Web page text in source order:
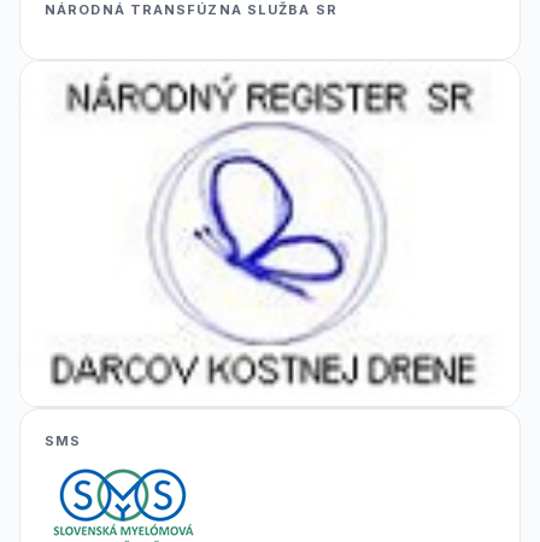
NÁRODNÁ TRANSFÚZNA SLUŽBA SR
SMS